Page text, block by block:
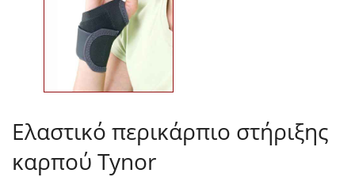
Ελαστικό περικάρπιο στήριξης
καρπού Tynor